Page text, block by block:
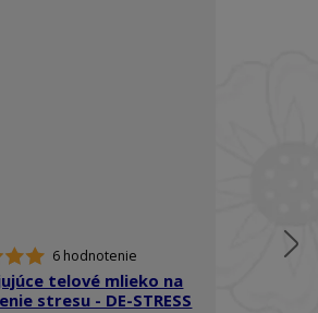
6 hodnotenie
telové mlieko na
stresu - DE-STRESS